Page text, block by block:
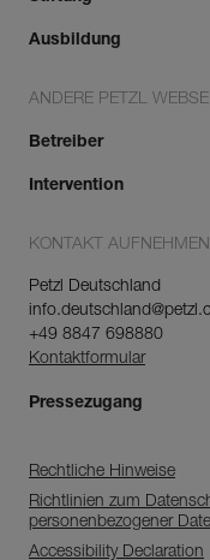
Ausbildung
ANDERE PETZL
Betreiber
Intervention
KONTAKT AUFNEHMEN
Petzl Deutschland
+49 8847 698880
Kontaktformular
Pressezugang
Rechtliche Hinweise
Richtlinien zum
personenbezogener
Accessibility Declaration